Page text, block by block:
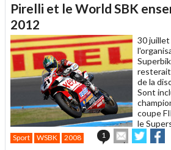
à
Pirelli et le World SBK
2012
30 juillet
de la
Sont
coupe
le
Sport WSBK 2008 1
Envoyer
cet sur sur